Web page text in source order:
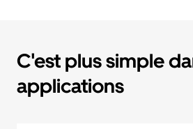
C'est plus simple
applications